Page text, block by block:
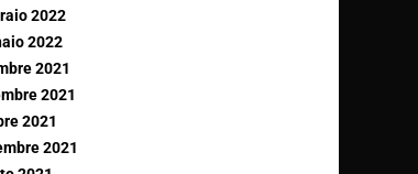
2022
2022
2021
2021
2021
2021